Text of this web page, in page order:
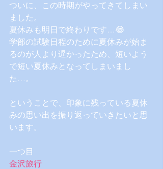
ついに、この時期がやってきてしまい
ました。
夏休みも明日で終わりです…😂
学部の試験日程のために夏休みが始ま
るのが人より遅かったため、短いよう
で短い夏休みとなってしまいまし
た…。
ということで、印象に残っている夏休
みの思い出を振り返っていきたいと思
います。
一つ目
金沢旅行